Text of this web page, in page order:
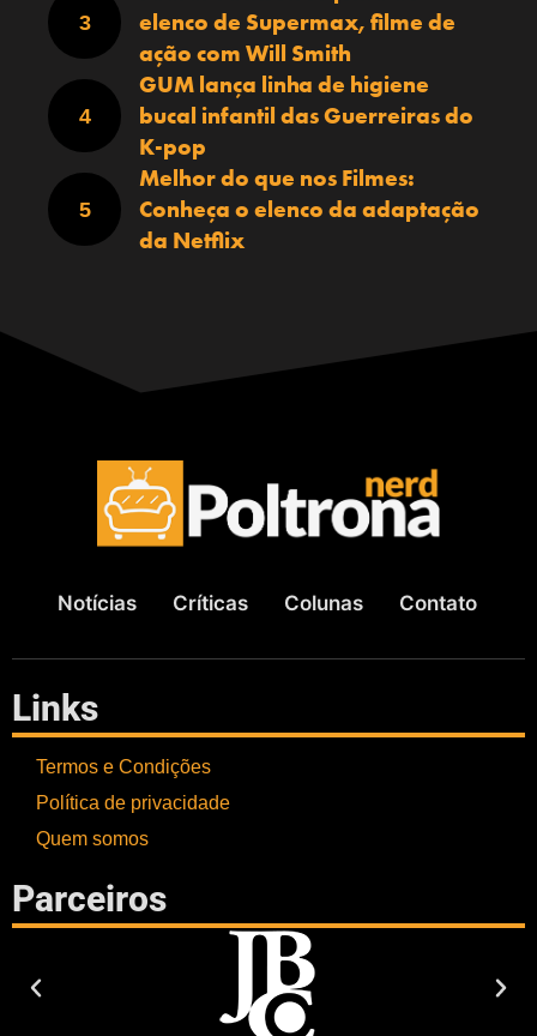
elenco de Supermax, filme de
ação com Will Smith
GUM lança linha de higiene
bucal infantil das Guerreiras do
K-pop
Melhor do que nos Filmes:
Conheça o elenco da adaptação
da Netflix
Notícias Críticas Colunas Contato
Links
Termos e Condições
Política de privacidade
Quem somos
Parceiros